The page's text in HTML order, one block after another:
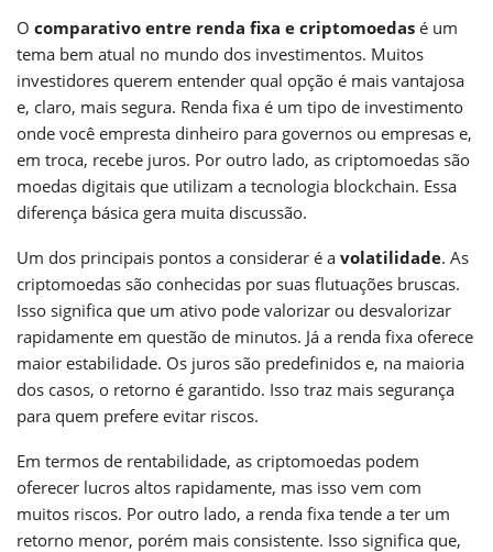
O comparativo entre renda fixa e criptomoedas é um
tema bem atual no mundo dos investimentos. Muitos
investidores querem entender qual opção é mais vantajosa
e, claro, mais segura. Renda fixa é um tipo de investimento
onde você empresta dinheiro para governos ou empresas e,
em troca, recebe juros. Por outro lado, as criptomoedas são
moedas digitais que utilizam a tecnologia blockchain. Essa
diferença básica gera muita discussão.
Um dos principais pontos a considerar é a volatilidade. As
criptomoedas são conhecidas por suas flutuações bruscas.
Isso significa que um ativo pode valorizar ou desvalorizar
rapidamente em questão de minutos. Já a renda fixa oferece
maior estabilidade. Os juros são predefinidos e, na maioria
dos casos, o retorno é garantido. Isso traz mais segurança
para quem prefere evitar riscos.
Em termos de rentabilidade, as criptomoedas podem
oferecer lucros altos rapidamente, mas isso vem com
muitos riscos. Por outro lado, a renda fixa tende a ter um
retorno menor, porém mais consistente. Isso significa que,